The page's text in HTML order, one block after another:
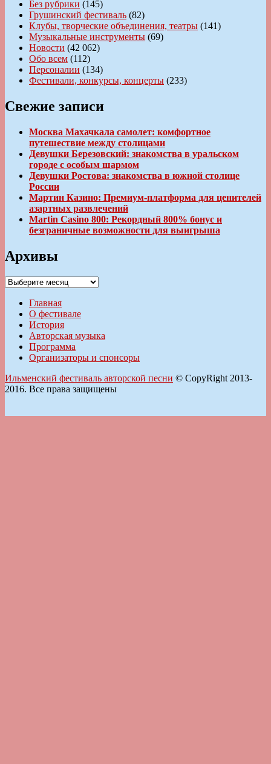
Без рубрики (145)
Грушинский фестиваль (82)
Клубы, творческие объединения, театры (141)
Музыкальные инструменты (69)
Новости (42 062)
Обо всем (112)
Персоналии (134)
Фестивали, конкурсы, концерты (233)
Свежие записи
Москва Махачкала самолет: комфортное
путешествие между столицами
Девушки Березовский: знакомства в уральском
городе с особым шармом
Девушки Ростова: знакомства в южной столице
России
Мартин Казино: Премиум-платформа для ценителей
азартных развлечений
Martin Casino 800: Рекордный 800% бонус и
безграничные возможности для выигрыша
Архивы
Архивы
Главная
О фестивале
История
Авторская музыка
Программа
Организаторы и спонсоры
Ильменский фестиваль авторской песни © CopyRight 2013-
2016. Все права защищены